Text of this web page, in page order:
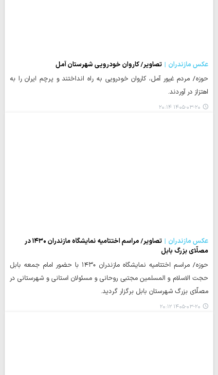
عکس مازندران
تصاویر/ کاروان خودرویی شهرستان آمل
حوزه/ مردم غیور آمل، کاروان خودرویی به راه انداختند و پرچم ایران را به
اهتزاز در آوردند.
۱۴۰۵-۰۳-۲۰ ۲۰:۱۴
عکس مازندران
تصاویر/ مراسم اختتامیه نمایشگاه مازندران ۱۴۳۰ در
مصلّای بزرگ بابل
حوزه/ مراسم اختتامیه نمایشگاه مازندران ۱۴۳۰ با حضور امام جمعه بابل
حجت الاسلام و المسلمین مجتبی روحانی و مسئولان استانی و شهرستانی در
مصلّای بزرگ شهرستان بابل برگزار گردید.
۱۴۰۵-۰۳-۲۰ ۲۰:۱۲